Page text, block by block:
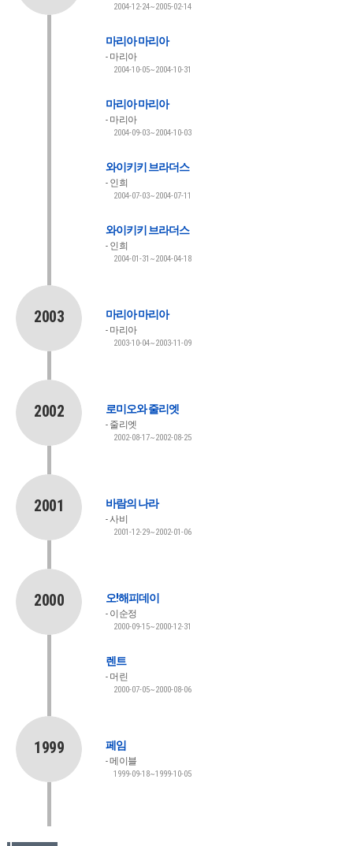
2004-12-24~2005-02-14
마리아 마리아
마리아
2004-10-05~2004-10-31
마리아 마리아
마리아
2004-09-03~2004-10-03
와이키키 브라더스
인희
2004-07-03~2004-07-11
와이키키 브라더스
인희
2004-01-31~2004-04-18
2003 마리아 마리아
마리아
2003-10-04~2003-11-09
2002 로미오와 줄리엣
줄리엣
2002-08-17~2002-08-25
2001 바람의 나라
사비
2001-12-29~2002-01-06
2000 오!해피데이
이순정
2000-09-15~2000-12-31
렌트
머린
2000-07-05~2000-08-06
1999 페임
메이블
1999-09-18~1999-10-05